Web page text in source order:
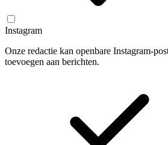
Instagram
Onze redactie kan openbare Instagram-
toevoegen aan berichten.